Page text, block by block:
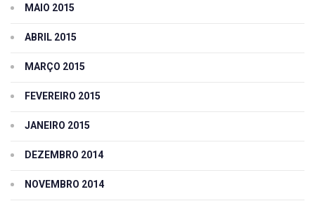
MAIO 2015
ABRIL 2015
MARÇO 2015
FEVEREIRO 2015
JANEIRO 2015
DEZEMBRO 2014
NOVEMBRO 2014